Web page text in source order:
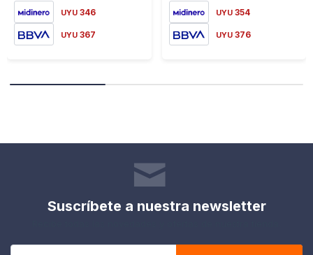
UYU 346
UYU 367
UYU 354
UYU 376
Suscríbete a nuestra newsletter